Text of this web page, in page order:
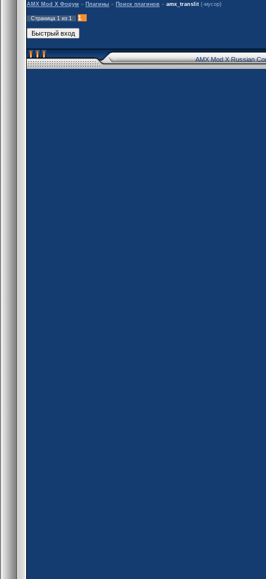
AMX Mod X Форум » Плагины » Поиск плагинов » amx_translit (-мусор)
Страница 1 из 1 1
AMX Mod X Russian